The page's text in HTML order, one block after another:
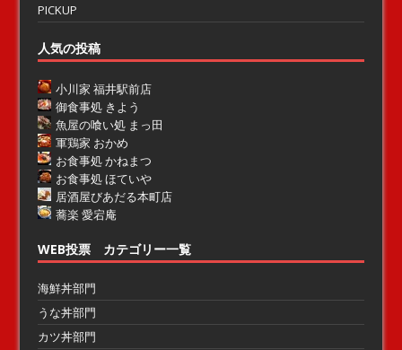
PICKUP
人気の投稿
小川家 福井駅前店
御食事処 きよう
魚屋の喰い処 まっ田
軍鶏家 おかめ
お食事処 かねまつ
お食事処 ほていや
居酒屋びあだる本町店
蕎楽 愛宕庵
WEB投票 カテゴリー一覧
海鮮丼部門
うな丼部門
カツ丼部門